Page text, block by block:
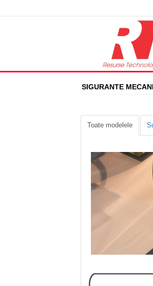
SIGURANTE
Toate modelele